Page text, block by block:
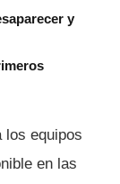
y
equipos
en las